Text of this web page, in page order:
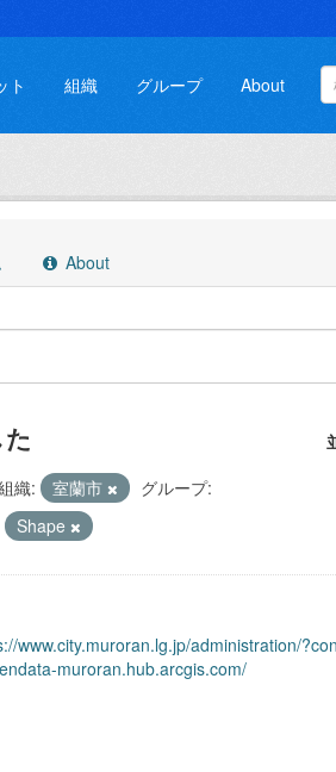
ト 組織 グループ About
About
織: 室蘭市
グループ:
Shape
www.city.muroran.lg.jp/administration/
muroran.hub.arcgis.com/